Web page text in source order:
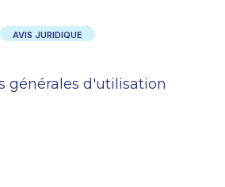
AVIS JURIDIQUE
générales d'utilisation